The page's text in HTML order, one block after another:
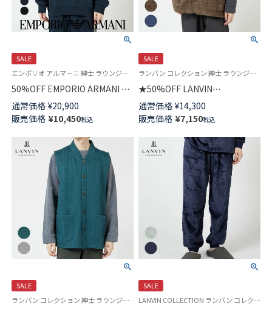
SALE
エンポリオ アルマーニ 紳士 ラウンジウェア
50%OFF EMPORIO ARMANI コ
ットン100% BRUSHED TERRY
PO クルーネック 長袖 スウェッ
トシャツ メンズ EUサイズ
通常価格 ¥20,900
販売価格 ¥10,450税込
SALE
ランバン コレクション 紳士 ラウンジウェア 羽織 半纏 はんてん あたたかい
★50%OFF LANVIN
COLLECTION 【M・Lサイズ】 カ
チオン染フリース ベスト 前ボ
タン 前開き メンズ 54438034
通常価格 ¥14,300
販売価格 ¥7,150税込
SALE
ランバン コレクション 紳士 ラウンジウェア
SALE
LANVIN COLLECTION ランバン コレクション メンズ スウェットパンツ